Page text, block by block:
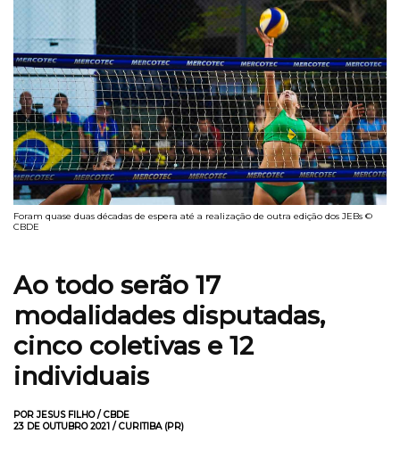
Foram quase duas décadas de espera até a realização de outra edição dos JEBs ©
CBDE
Ao todo serão 17
modalidades disputadas,
cinco coletivas e 12
individuais
POR JESUS FILHO / CBDE
23 DE OUTUBRO 2021 / CURITIBA (PR)